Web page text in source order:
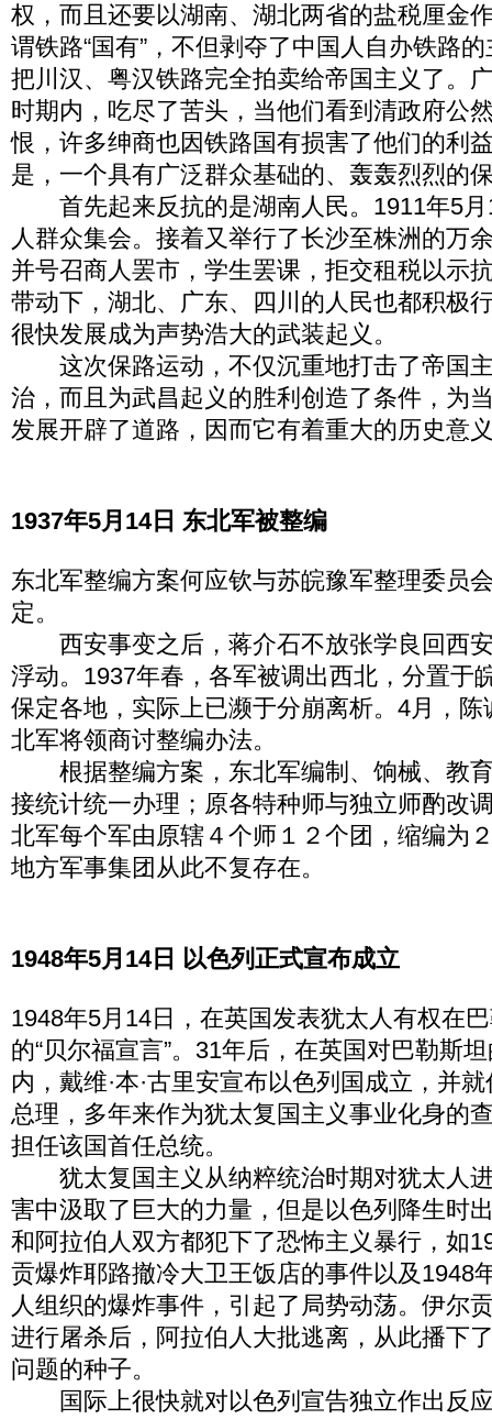
权，而且还要以湖南、湖北两省的盐税厘金
谓铁路“国有”，不但剥夺了中国人自办铁路
把川汉、粤汉铁路完全拍卖给帝国主义了。
时期内，吃尽了苦头，当他们看到清政府公
恨，许多绅商也因铁路国有损害了他们的利
是，一个具有广泛群众基础的、轰轰烈烈的
首先起来反抗的是湖南人民。1911年5月
人群众集会。接着又举行了长沙至株洲的万
并号召商人罢市，学生罢课，拒交租税以示
带动下，湖北、广东、四川的人民也都积极
很快发展成为声势浩大的武装起义。
这次保路运动，不仅沉重地打击了帝国
治，而且为武昌起义的胜利创造了条件，为
发展开辟了道路，因而它有着重大的历史意
1937年5月14日 东北军被整编
东北军整编方案何应钦与苏皖豫军整理委员
定。
西安事变之后，蒋介石不放张学良回西
浮动。1937年春，各军被调出西北，分置于
保定各地，实际上已濒于分崩离析。4月，
北军将领商讨整编办法。
根据整编方案，东北军编制、饷械、教
接统计统一办理；原各特种师与独立师酌改
北军每个军由原辖４个师１２个团，缩编为
地方军事集团从此不复存在。
1948年5月14日 以色列正式宣布成立
1948年5月14日，在英国发表犹太人有权在
的“贝尔福宣言”。31年后，在英国对巴勒斯
内，戴维·本·古里安宣布以色列国成立，并
总理，多年来作为犹太复国主义事业化身的
担任该国首任总统。
犹太复国主义从纳粹统治时期对犹太人
害中汲取了巨大的力量，但是以色列降生时
和阿拉伯人双方都犯下了恐怖主义暴行，如
贡爆炸耶路撤冷大卫王饭店的事件以及1948
人组织的爆炸事件，引起了局势动荡。伊尔
进行屠杀后，阿拉伯人大批逃离，从此播下
问题的种子。
国际上很快就对以色列宣告独立作出反